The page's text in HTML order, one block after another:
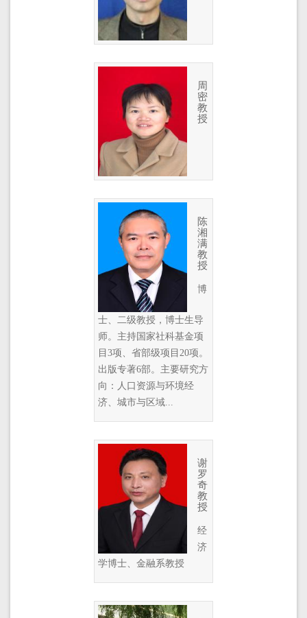
周
密
教
授
陈
湘
满
教
授
博
士、二级教授，博士生导
师。主持国家社科基金项
目3项、省部级项目20项。
出版专著6部。主要研究方
向：人口资源与环境经
济、城市与区域...
谢
罗
奇
教
授
经
济
学博士、金融系教授